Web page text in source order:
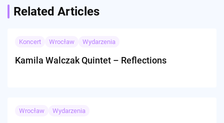
Related Articles
Koncert Wrocław Wydarzenia
Kamila Walczak Quintet – Reflections
Wrocław Wydarzenia